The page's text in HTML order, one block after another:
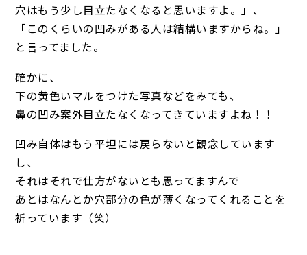
穴はもう少し目立たなくなると思いますよ。」、
「このくらいの凹みがある人は結構いますからね。」
と言ってました。
確かに、
下の黄色いマルをつけた写真などをみても、
鼻の凹み案外目立たなくなってきていますよね！！
凹み自体はもう平坦には戻らないと観念しています
し、
それはそれで仕方がないとも思ってますんで
あとはなんとか穴部分の色が薄くなってくれることを
祈っています（笑）